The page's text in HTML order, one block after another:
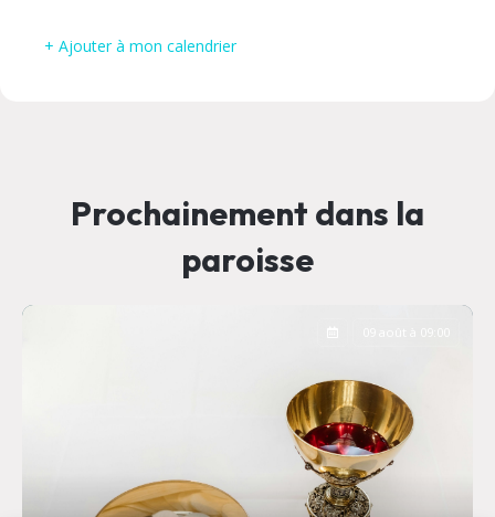
+ Ajouter à mon calendrier
Prochainement dans la
paroisse